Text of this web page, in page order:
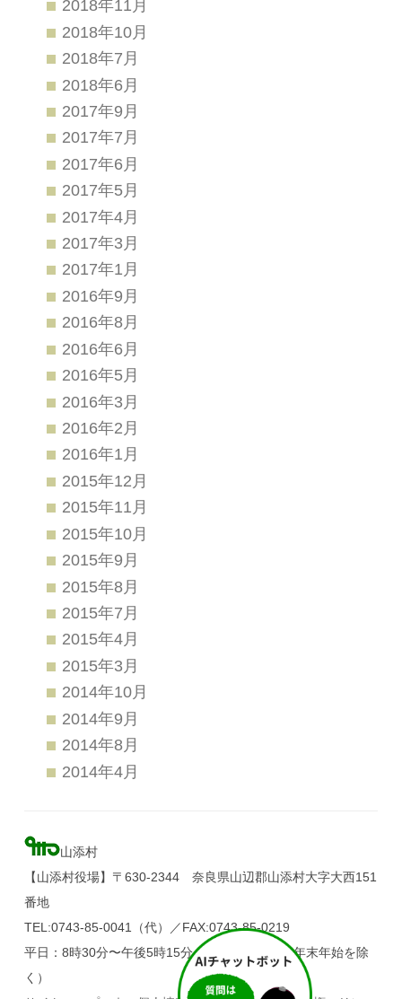
2018年11月
2018年10月
2018年7月
2018年6月
2017年9月
2017年7月
2017年6月
2017年5月
2017年4月
2017年3月
2017年1月
2016年9月
2016年8月
2016年6月
2016年5月
2016年3月
2016年2月
2016年1月
2015年12月
2015年11月
2015年10月
2015年9月
2015年8月
2015年7月
2015年4月
2015年3月
2014年10月
2014年9月
2014年8月
2014年4月
山添村
【山添村役場】〒630-2344 奈良県山辺郡山添村大字大西151
番地
TEL:0743-85-0041（代）／FAX:0743-85-0219
平日：8時30分〜午後5時15分（土・日・祝日、年末年始を除
く）